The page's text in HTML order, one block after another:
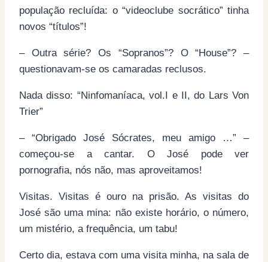
população recluída: o “videoclube socrático” tinha
novos “títulos”!
– Outra série? Os “Sopranos”? O “House”? –
questionavam-se os camaradas reclusos.
Nada disso: “Ninfomaníaca, vol.I e II, do Lars Von
Trier”
– “Obrigado José Sócrates, meu amigo …” –
começou-se a cantar. O José pode ver
pornografia, nós não, mas aproveitamos!
Visitas. Visitas é ouro na prisão. As visitas do
José são uma mina: não existe horário, o número,
um mistério, a frequência, um tabu!
Certo dia, estava com uma visita minha, na sala de